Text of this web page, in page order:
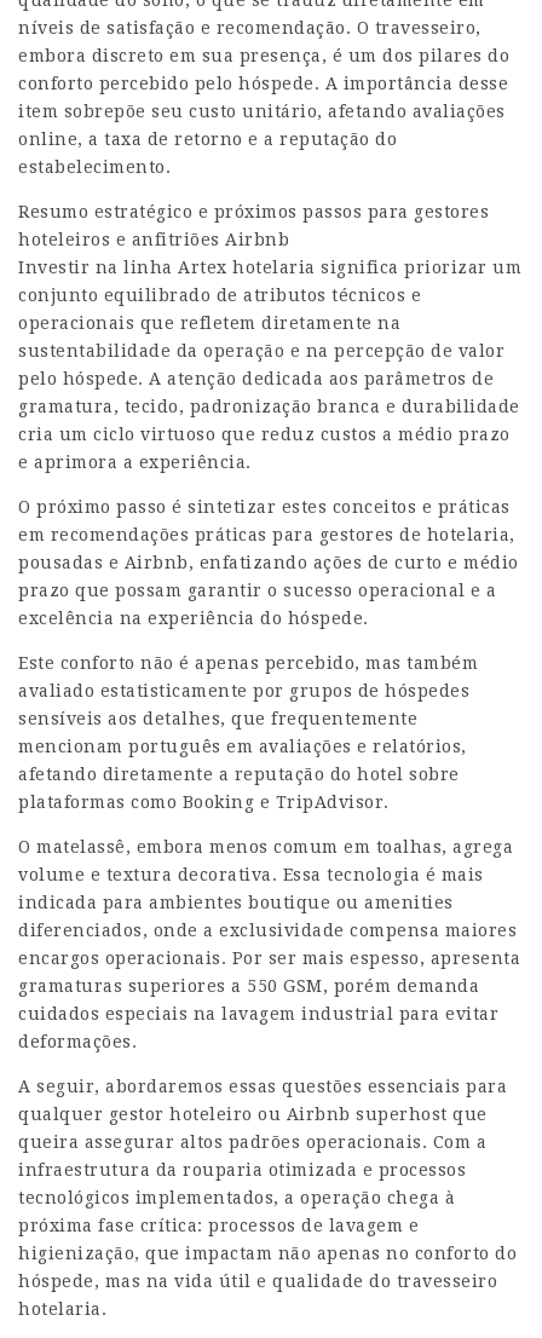
níveis de satisfação e recomendação. O travesseiro,
embora discreto em sua presença, é um dos pilares do
conforto percebido pelo hóspede. A importância desse
item sobrepõe seu custo unitário, afetando avaliações
online, a taxa de retorno e a reputação do
estabelecimento.
Resumo estratégico e próximos passos para gestores
hoteleiros e anfitriões Airbnb
Investir na linha Artex hotelaria significa priorizar um
conjunto equilibrado de atributos técnicos e
operacionais que refletem diretamente na
sustentabilidade da operação e na percepção de valor
pelo hóspede. A atenção dedicada aos parâmetros de
gramatura, tecido, padronização branca e durabilidade
cria um ciclo virtuoso que reduz custos a médio prazo
e aprimora a experiência.
O próximo passo é sintetizar estes conceitos e práticas
em recomendações práticas para gestores de hotelaria,
pousadas e Airbnb, enfatizando ações de curto e médio
prazo que possam garantir o sucesso operacional e a
excelência na experiência do hóspede.
Este conforto não é apenas percebido, mas também
avaliado estatisticamente por grupos de hóspedes
sensíveis aos detalhes, que frequentemente
mencionam português em avaliações e relatórios,
afetando diretamente a reputação do hotel sobre
plataformas como Booking e TripAdvisor.
O matelassê, embora menos comum em toalhas, agrega
volume e textura decorativa. Essa tecnologia é mais
indicada para ambientes boutique ou amenities
diferenciados, onde a exclusividade compensa maiores
encargos operacionais. Por ser mais espesso, apresenta
gramaturas superiores a 550 GSM, porém demanda
cuidados especiais na lavagem industrial para evitar
deformações.
A seguir, abordaremos essas questões essenciais para
qualquer gestor hoteleiro ou Airbnb superhost que
queira assegurar altos padrões operacionais. Com a
infraestrutura da rouparia otimizada e processos
tecnológicos implementados, a operação chega à
próxima fase crítica: processos de lavagem e
higienização, que impactam não apenas no conforto do
hóspede, mas na vida útil e qualidade do travesseiro
hotelaria.